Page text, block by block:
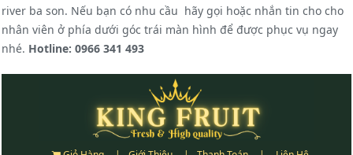
river ba son. Nếu bạn có nhu cầu hãy gọi hoặc nhắn tin cho cho
nhân viên ở phía dưới góc trái màn hình để được phục vụ ngay
nhé. Hotline: 0966 341 493